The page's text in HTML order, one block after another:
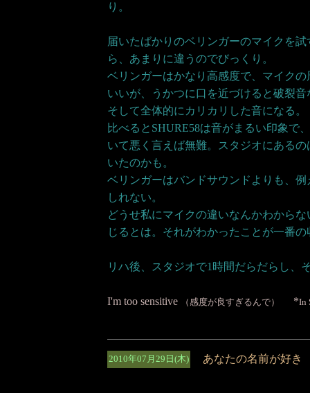
り。
届いたばかりのベリンガーのマイクを
ら、あまりに違うのでびっくり。
ベリンガーはかなり高感度で、マイク
いいが、うかつに口を近づけると破裂
そして全体的にカリカリした音になる。
比べるとSHURE58は音がまるい印象で
いて悪く言えば無難。スタジオにある
いたのかも。
ベリンガーはバンドサウンドよりも、例
しれない。
どうせ私にマイクの違いなんかわから
じるとは。それがわかったことが一番
リハ後、スタジオで1時間だらだらし
I'm too sensitive （感度が良すぎるんで） *In
2010年07月29日(木) あなたの名前が好き